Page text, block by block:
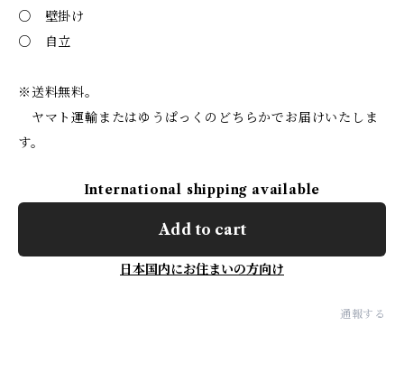
○ 壁掛け
○ 自立
※送料無料。
ヤマト運輸またはゆうぱっくのどちらかでお届けいたしま
す。
International shipping available
Add to cart
日本国内にお住まいの方向け
通報する